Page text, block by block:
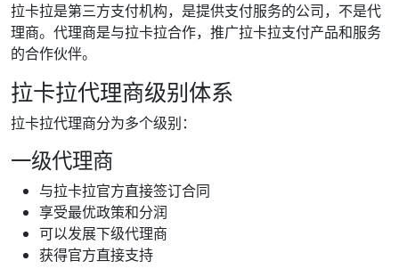
拉卡拉是第三方支付机构，是提供支付服务的公司，不是代
理商。代理商是与拉卡拉合作，推广拉卡拉支付产品和服务
的合作伙伴。
拉卡拉代理商级别体系
拉卡拉代理商分为多个级别：
一级代理商
与拉卡拉官方直接签订合同
享受最优政策和分润
可以发展下级代理商
获得官方直接支持